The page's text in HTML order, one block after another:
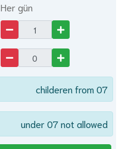
Her gün
childeren from 07
under 07 not allowed